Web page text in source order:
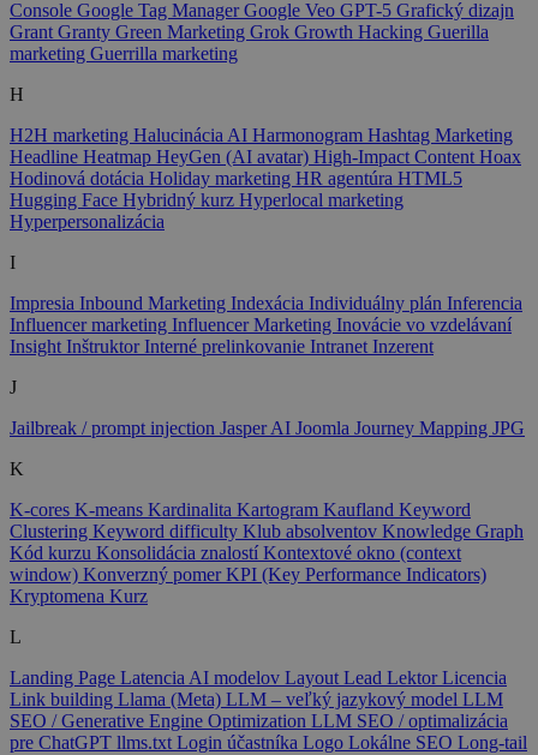
Console Google Tag ManagerGoogle Veo GPT-5 Grafický dizajn
Grant Granty Green Marketing Grok Growth Hacking Guerilla
marketing Guerrilla marketing
H
H2H marketing Halucinácia AI Harmonogram Hashtag Marketing
Headline Heatmap HeyGen (AI avatar) High-Impact Content Hoax
Hodinová dotácia Holiday marketing HR agentúra HTML5
Hugging Face Hybridný kurz Hyperlocal marketing
Hyperpersonalizácia
I
Impresia Inbound Marketing Indexácia Individuálny plán Inferencia
Influencer marketing Influencer Marketing Inovácie vo vzdelávaní
Insight InštruktorInterné prelinkovanie Intranet Inzerent
J
Jailbreak / prompt injection Jasper AI Joomla Journey Mapping JPG
K
K-cores K-means Kardinalita Kartogram Kaufland Keyword
Clustering Keyword difficulty Klub absolventov Knowledge Graph
Kód kurzu Konsolidácia znalostí Kontextové okno (context
window) Konverzný pomerKPI (Key Performance Indicators)
Kryptomena Kurz
L
Landing Page Latencia AI modelov Layout Lead LektorLicencia
Link building Llama (Meta) LLM – veľký jazykový model LLM
SEO / Generative Engine Optimization LLM SEO / optimalizácia
pre ChatGPT llms.txt Login účastníka Logo Lokálne SEO Long-tail